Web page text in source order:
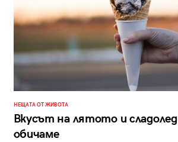
НЕЩАТА ОТ ЖИВОТА
Вкусът на лятото и
обичаме